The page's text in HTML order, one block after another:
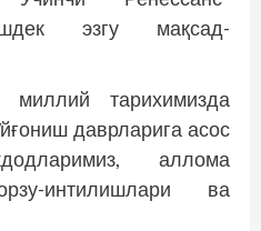
эзгу мақсад-
миллий тарихимизда
даврларига асос
аллома
интилишлари ва